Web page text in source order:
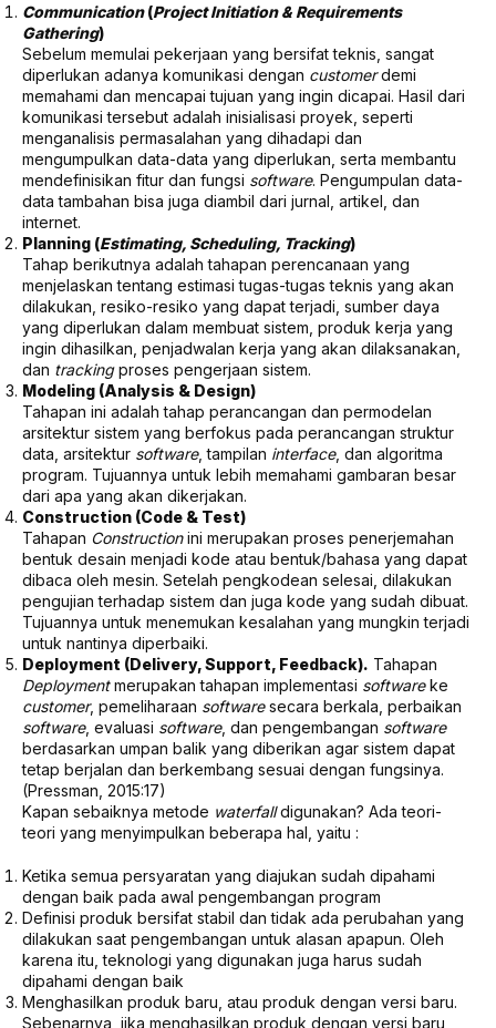
Communication(Project Initiation & Requirements
Gathering)
Sebelum memulai pekerjaan yang bersifat teknis, sangat
diperlukan adanya komunikasi dengan customerdemi
memahami dan mencapai tujuan yang ingin dicapai. Hasil dari
komunikasi tersebut adalah inisialisasi proyek, seperti
menganalisis permasalahan yang dihadapi dan
mengumpulkan data-data yang diperlukan, serta membantu
mendefinisikan fitur dan fungsi software. Pengumpulan data-
data tambahan bisa juga diambil dari jurnal, artikel, dan
internet.
Planning (Estimating, Scheduling, Tracking)
Tahap berikutnya adalah tahapan perencanaan yang
menjelaskan tentang estimasi tugas-tugas teknis yang akan
dilakukan, resiko-resiko yang dapat terjadi, sumber daya
yang diperlukan dalam membuat sistem, produk kerja yang
ingin dihasilkan, penjadwalan kerja yang akan dilaksanakan,
dan trackingproses pengerjaan sistem.
Modeling (Analysis & Design)
Tahapan ini adalah tahap perancangan dan permodelan
arsitektur sistem yang berfokus pada perancangan struktur
data, arsitektur software, tampilan interface, dan algoritma
program. Tujuannya untuk lebih memahami gambaran besar
dari apa yang akan dikerjakan.
Construction (Code & Test)
Tahapan Constructionini merupakan proses penerjemahan
bentuk desain menjadi kode atau bentuk/bahasa yang dapat
dibaca oleh mesin. Setelah pengkodean selesai, dilakukan
pengujian terhadap sistem dan juga kode yang sudah dibuat.
Tujuannya untuk menemukan kesalahan yang mungkin terjadi
untuk nantinya diperbaiki.
Deployment (Delivery, Support, Feedback). Tahapan
Deploymentmerupakan tahapan implementasi softwareke
customer, pemeliharaan softwaresecara berkala, perbaikan
software, evaluasi software, dan pengembangan software
berdasarkan umpan balik yang diberikan agar sistem dapat
tetap berjalan dan berkembang sesuai dengan fungsinya.
(Pressman, 2015:17)
Kapan sebaiknya metode waterfalldigunakan? Ada teori-
teori yang menyimpulkan beberapa hal, yaitu :
Ketika semua persyaratan yang diajukan sudah dipahami
dengan baik pada awal pengembangan program
Definisi produk bersifat stabil dan tidak ada perubahan yang
dilakukan saat pengembangan untuk alasan apapun. Oleh
karena itu, teknologi yang digunakan juga harus sudah
dipahami dengan baik
Menghasilkan produk baru, atau produk dengan versi baru.
Sebenarnya, jika menghasilkan produk dengan versi baru